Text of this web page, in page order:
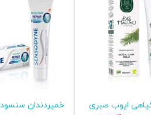
سبد خرید
ایوب صبری
افزودن بهخمیردندان